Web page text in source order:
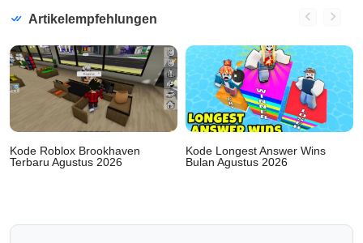
Artikelempfehlungen
Kode Roblox Brookhaven
Terbaru Agustus 2026
Kode Longest Answer Wins
Bulan Agustus 2026